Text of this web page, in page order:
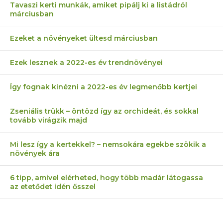
Tavaszi kerti munkák, amiket pipálj ki a listádról
márciusban
Ezeket a növényeket ültesd márciusban
Ezek lesznek a 2022-es év trendnövényei
Így fognak kinézni a 2022-es év legmenőbb kertjei
Zseniális trükk – öntözd így az orchideát, és sokkal
tovább virágzik majd
Mi lesz így a kertekkel? – nemsokára egekbe szökik a
növények ára
6 tipp, amivel elérheted, hogy több madár látogassa
az etetődet idén ősszel